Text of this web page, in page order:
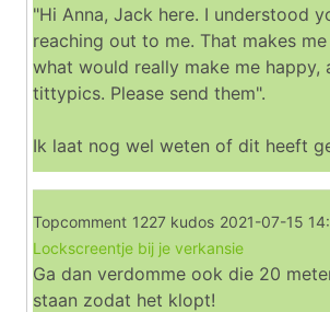
"Hi Anna, Jack here. I understood
reaching out to me. That makes
what would really make me happy,
tittypics. Please send them".
Ik laat nog wel weten of dit heeft
Topcomment 1227 kudos 2021-07-15
Lockscreentje bij je verkansie
Ga dan verdomme ook die 20
staan zodat het klopt!